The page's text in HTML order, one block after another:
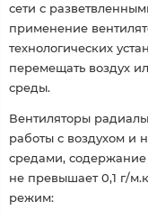
сети с
применение
технологических
перемещать воздух
среды.
Вентиляторы
работы с воздухом и
средами,
не превышает 0,1 г/
режим: